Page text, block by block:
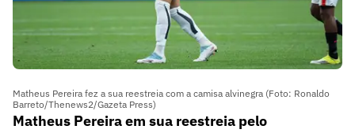
Matheus Pereira fez a sua reestreia com a camisa alvinegra (Foto: Ronaldo
Barreto/Thenews2/Gazeta Press)
Matheus Pereira em sua reestreia pelo